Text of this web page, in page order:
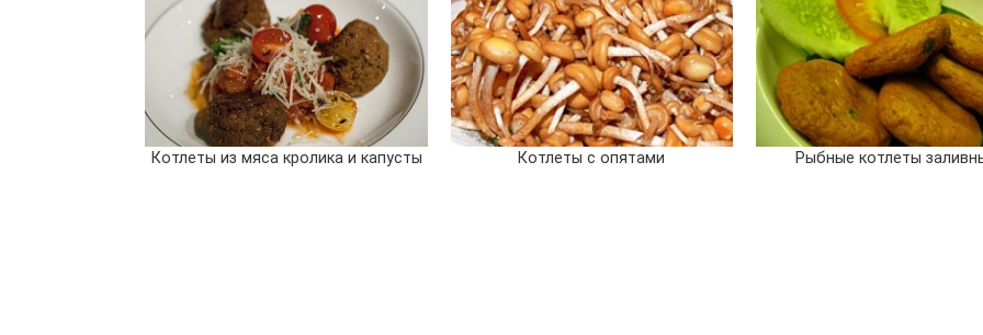
Котлеты из мяса кролика и капусты Котлеты с опятами Рыбные котлеты